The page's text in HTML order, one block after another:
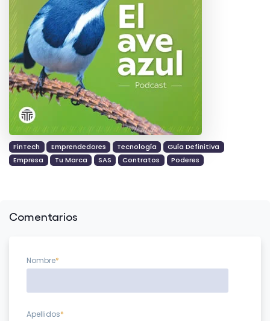
FinTech Emprendedores Tecnología
Guía Definitiva
Empresa
Tu Marca SAS Contratos Poderes
Comentarios
Nombre*
Apellidos*